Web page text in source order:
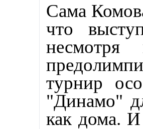
Сама
что
турнир
"Динамо"
как дома. И